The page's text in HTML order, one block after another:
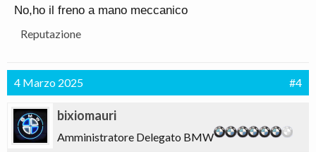
No,ho il freno a mano meccanico
Reputazione
4 Marzo 2025 #4
bixiomauri
Amministratore Delegato BMW